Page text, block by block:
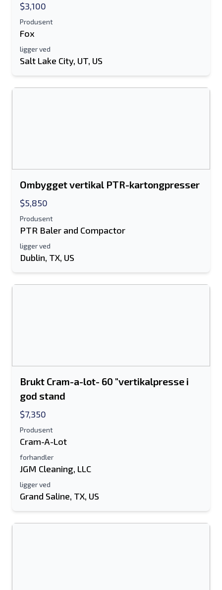
$3,100
Produsent
Fox
ligger ved
Salt Lake City, UT, US
Ombygget vertikal PTR-kartongpresser
$5,850
Produsent
PTR Baler and Compactor
ligger ved
Dublin, TX, US
Brukt Cram-a-lot- 60 "vertikalpresse i
god stand
$7,350
Produsent
Cram-A-Lot
forhandler
JGM Cleaning, LLC
ligger ved
Grand Saline, TX, US